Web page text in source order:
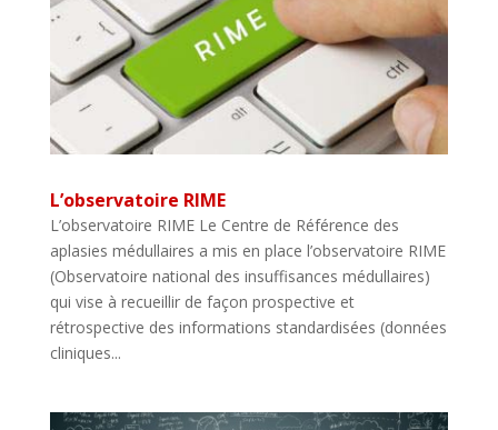
L’observatoire RIME
L’observatoire RIME Le Centre de Référence des
aplasies médullaires a mis en place l’observatoire RIME
(Observatoire national des insuffisances médullaires)
qui vise à recueillir de façon prospective et
rétrospective des informations standardisées (données
cliniques...